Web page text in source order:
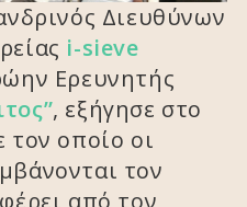
Διευθύνων
i-sieve
Ερευνητής
, εξήγησε στο
τον οποίο οι
τον
από τον